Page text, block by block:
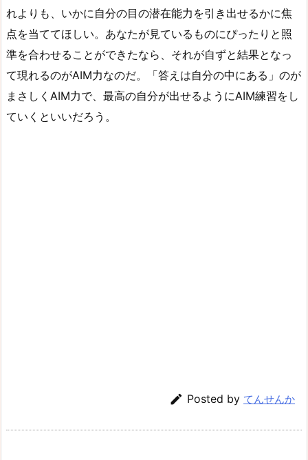
れよりも、いかに自分の目の潜在能力を引き出せるかに焦
点を当ててほしい。あなたが見ているものにぴったりと照
準を合わせることができたなら、それが自ずと結果となっ
て現れるのがAIM力なのだ。「答えは自分の中にある」のが
まさしくAIM力で、最高の自分が出せるようにAIM練習をし
ていくといいだろう。
 Posted by てんせんか